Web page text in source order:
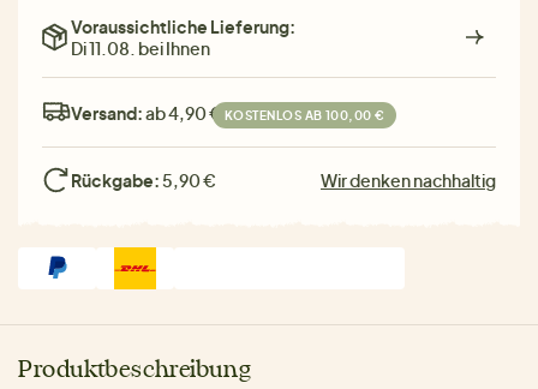
Voraussichtliche Lieferung:
Di 11.08. bei Ihnen
Versand:ab 4,90 € KOSTENLOS AB 100,00 €
Rückgabe: 5,90 € Wir denken nachhaltig
Produktbeschreibung